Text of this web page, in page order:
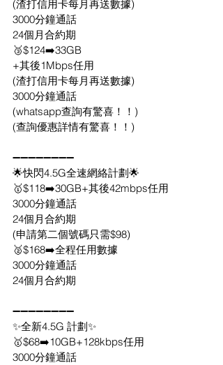
(渣打信用卡每月再送數據)
3000分鐘通話
24個月合約期
🥉$124➡️33GB
+其後1Mbps任用
(渣打信用卡每月再送數據)
3000分鐘通話
(whatsapp查詢有驚喜！！)
(查詢優惠詳情有驚喜！！)
➖➖➖➖➖➖➖➖
🌟快閃4.5G全速網絡計劃🌟
🥇$118➡️30GB+其後42mbps任用
3000分鐘通話
24個月合約期
(申請第二個號碼只需$98)
🥈$168➡️全程任用數據
3000分鐘通話
24個月合約期
➖➖➖➖➖➖➖➖
✨全新4.5G 計劃✨
🥇$68➡️10GB+128kbps任用
3000分鐘通話